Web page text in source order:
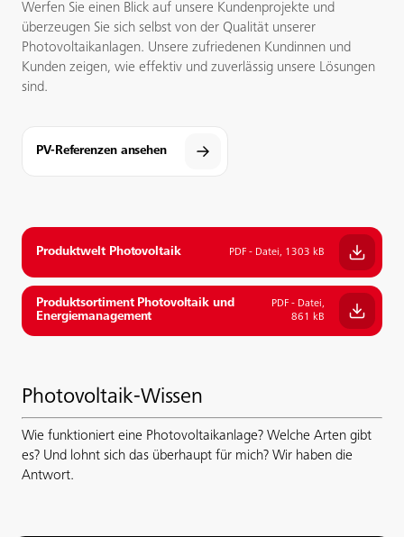
Werfen Sie einen Blick auf unsere Kundenprojekte und
überzeugen Sie sich selbst von der Qualität unserer
Photovoltaikanlagen. Unsere zufriedenen Kundinnen und
Kunden zeigen, wie effektiv und zuverlässig unsere Lösungen
sind.
PV-Referenzen ansehen
Produktwelt Photovoltaik PDF - Datei, 1303 kB
Produktsortiment Photovoltaik und
Energiemanagement
PDF - Datei,
861 kB
Photovoltaik-Wissen
Wie funktioniert eine Photovoltaikanlage? Welche Arten gibt
es? Und lohnt sich das überhaupt für mich? Wir haben die
Antwort.